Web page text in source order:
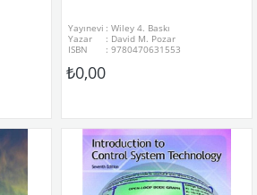
Yayınevi : Wiley 4. Baskı
Yazar
: David M. Pozar
ISBN
: 9780470631553
₺0,00